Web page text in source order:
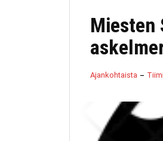
Miesten
Ajankohtaista